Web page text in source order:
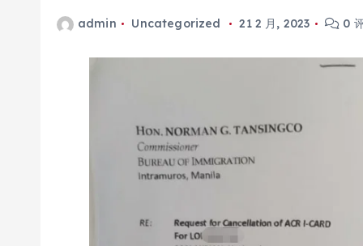
admin Uncategorized 21 2 月, 2023 0